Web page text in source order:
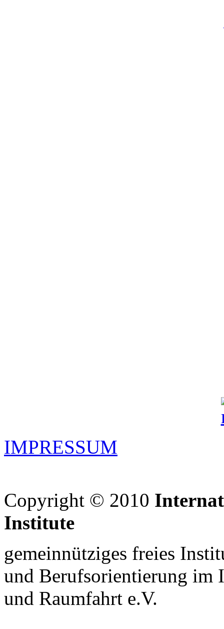
IMPRESSUM
Copyright © 2010
Institute
gemeinnütziges freies
und Berufsorientierung im
und Raumfahrt e.V.